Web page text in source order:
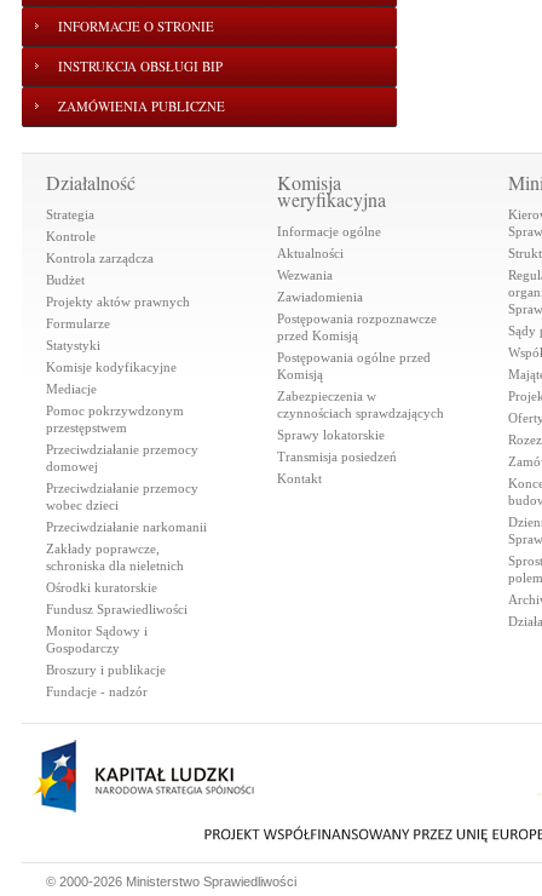
INFORMACJE O STRONIE
INSTRUKCJA OBSŁUGI BIP
ZAMÓWIENIA PUBLICZNE
Działalność
Strategia
Kontrole
Kontrola zarządcza
Budżet
Projekty aktów prawnych
Formularze
Statystyki
Komisje kodyfikacyjne
Mediacje
Pomoc pokrzywdzonym
przestępstwem
Przeciwdziałanie przemocy
domowej
Przeciwdziałanie przemocy
wobec dzieci
Przeciwdziałanie narkomanii
Zakłady poprawcze,
schroniska dla nieletnich
Ośrodki kuratorskie
Fundusz Sprawiedliwości
Monitor Sądowy i
Gospodarczy
Broszury i publikacje
Fundacje - nadzór
Komisja
weryfikacyjna
Informacje ogólne
Aktualności
Wezwania
Zawiadomienia
Postępowania rozpoznawcze
przed Komisją
Postępowania ogólne przed
Komisją
Zabezpieczenia w
czynnościach sprawdzających
Sprawy lokatorskie
Transmisja posiedzeń
Kontakt
Sądy
© 2000-2026 Ministerstwo Sprawiedliwości